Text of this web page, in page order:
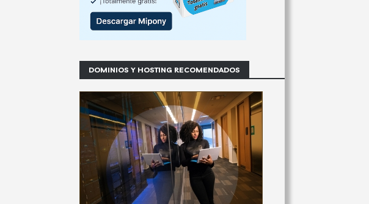
DOMINIOS Y HOSTING RECOMENDADOS